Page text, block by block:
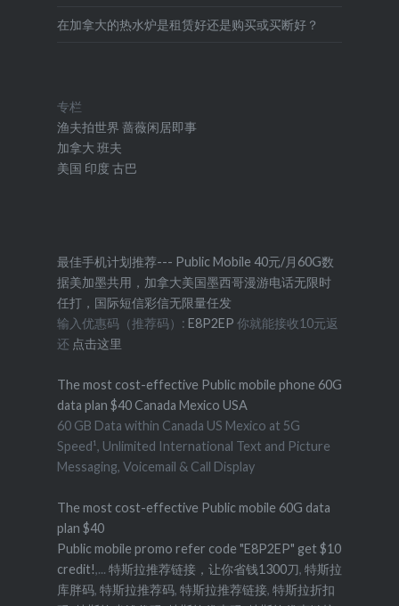
在加拿大的热水炉是租赁好还是购买或买断好？
专栏
渔夫拍世界 蔷薇闲居即事
加拿大 班夫
美国 印度 古巴
最佳手机计划推荐--- Public Mobile 40元/月60G数
据美加墨共用，加拿大美国墨西哥漫游电话无限时
任打，国际短信彩信无限量任发
输入优惠码（推荐码）: E8P2EP 你就能接收10元返
还 点击这里
The most cost-effective Public mobile phone 60G
data plan $40 Canada Mexico USA
60 GB Data within Canada US Mexico at 5G
Speed¹, Unlimited International Text and Picture
Messaging, Voicemail & Call Display
The most cost-effective Public mobile 60G data
plan $40
Public mobile promo refer code "E8P2EP" get $10
credit!,... 特斯拉推荐链接，让你省钱1300刀, 特斯拉
库胖码, 特斯拉推荐码, 特斯拉推荐链接, 特斯拉折扣